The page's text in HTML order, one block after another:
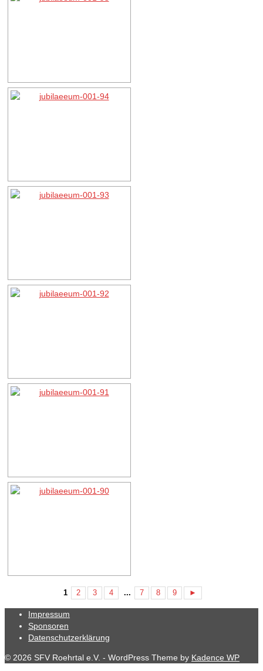
1 2 3 4 ... 7 8 9 ►
Impressum
Sponsoren
Datenschutzerklärung
© 2026 SFV Roehrtal e.V. - WordPress Theme by Kadence WP